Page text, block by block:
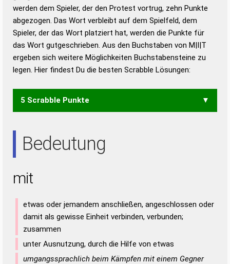
Duden – Standardwerk in 12 Bänden
Duden – Richtiges und gutes
Deutsch
Duden – Die deutsche Grammatik
Duden – Deutsches
Universalwörterbuch
werden dem Spieler, der den Protest vortrug, zehn Punkte
abgezogen. Das Wort verbleibt auf dem Spielfeld, dem
Spieler, der das Wort platziert hat, werden die Punkte für
das Wort gutgeschrieben. Aus den Buchstaben von M|I|T
ergeben sich weitere Möglichkeiten Buchstabensteine zu
legen. Hier findest Du die besten Scrabble Lösungen:
5 Scrabble Punkte
Bedeutung
mit
etwas oder jemandem anschließen, angeschlossen oder
damit als gewisse Einheit verbinden, verbunden;
zusammen
unter Ausnutzung, durch die Hilfe von etwas
umgangssprachlich beim Kämpfen mit einem Gegner